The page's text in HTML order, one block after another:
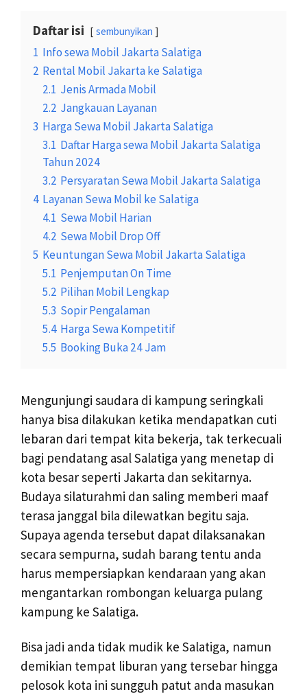
Daftar isi sembunyikan
1 Info sewa Mobil Jakarta Salatiga
2 Rental Mobil Jakarta ke Salatiga
2.1 Jenis Armada Mobil
2.2 Jangkauan Layanan
3 Harga Sewa Mobil Jakarta Salatiga
3.1 Daftar Harga sewa Mobil Jakarta Salatiga
Tahun 2024
3.2 Persyaratan Sewa Mobil Jakarta Salatiga
4 Layanan Sewa Mobil ke Salatiga
4.1 Sewa Mobil Harian
4.2 Sewa Mobil Drop Off
5 Keuntungan Sewa Mobil Jakarta Salatiga
5.1 Penjemputan On Time
5.2 Pilihan Mobil Lengkap
5.3 Sopir Pengalaman
5.4 Harga Sewa Kompetitif
5.5 Booking Buka 24 Jam
Mengunjungi saudara di kampung seringkali
hanya bisa dilakukan ketika mendapatkan cuti
lebaran dari tempat kita bekerja, tak terkecuali
bagi pendatang asal Salatiga yang menetap di
kota besar seperti Jakarta dan sekitarnya.
Budaya silaturahmi dan saling memberi maaf
terasa janggal bila dilewatkan begitu saja.
Supaya agenda tersebut dapat dilaksanakan
secara sempurna, sudah barang tentu anda
harus mempersiapkan kendaraan yang akan
mengantarkan rombongan keluarga pulang
kampung ke Salatiga.
Bisa jadi anda tidak mudik ke Salatiga, namun
demikian tempat liburan yang tersebar hingga
pelosok kota ini sungguh patut anda masukan